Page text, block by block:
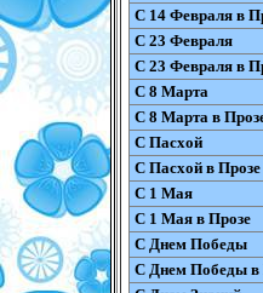
С 14 Февраля в
С 23 Февраля
С 23 Февраля в
С 8 Марта
С 8 Марта в
С Пасхой
С Пасхой в Прозе
С 1 Мая
С 1 Мая в Прозе
С Днем Победы
С Днем Победы в